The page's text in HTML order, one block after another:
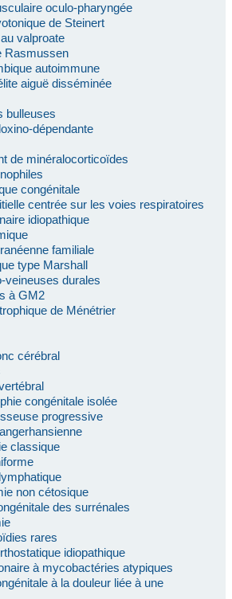
oculo-pharyngée
de Steinert
valproate
Rasmussen
autoimmune
aiguë disséminée
bulleuses
dépendante
de minéralocorticoïdes
congénitale
centrée sur les voies respiratoires
idiopathique
familiale
type Marshall
veineuses durales
à GM2
de Ménétrier
cérébral
congénitale isolée
progressive
classique
non cétosique
des surrénales
rares
idiopathique
à mycobactéries atypiques
à la douleur liée à une